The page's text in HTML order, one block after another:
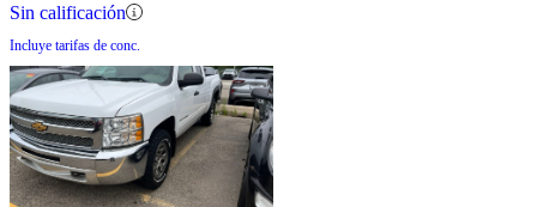
Sin calificación
Incluye tarifas de conc.